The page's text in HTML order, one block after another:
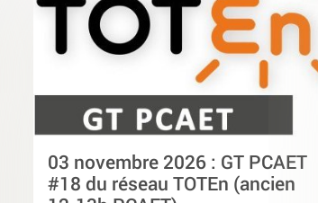
03 novembre 2026 : GT PCAET
#18 du réseau TOTEn (ancien